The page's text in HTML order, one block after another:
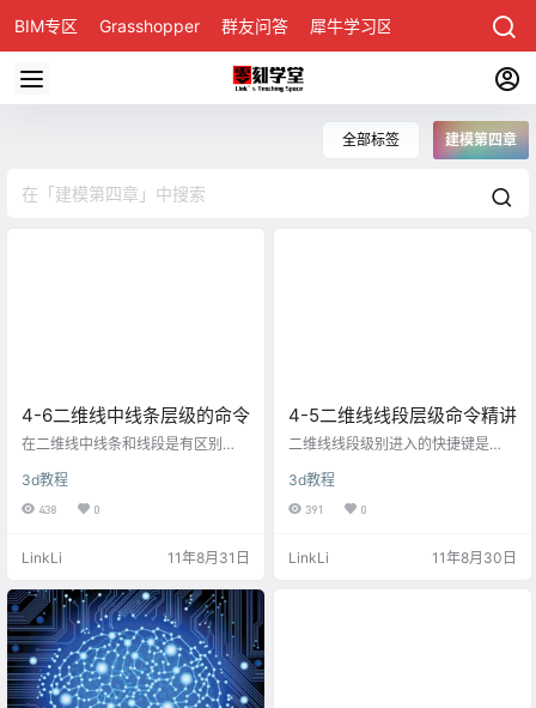
BIM专区 Grasshopper 群友问答 犀牛学习区
全部标签 建模第四章
4-6二维线中线条层级的命令
在二维线中线条和线段是有区别
线段或多个线段连接而成称为线
条。 线条的快捷键是“3”，线条层级
外一个detach（分离，跟线段的分
先说outline命令：它的英文原意是
轮廓的意思，常用制作边框类的物
体，因此跟autocad的偏移命令类
似。 使用方法：选择需偏移的线
条…
3d教程
438 0
LinkLi 11年8月31日
4-5二维线线段层级命令精讲
二维线线段级别进入的快捷键是
常用两个命令是divided（等分）和
detach（分离） divided命令可等分
个端点的点类型（点类型的操作可
3d教程
391 0
LinkLi 11年8月30日